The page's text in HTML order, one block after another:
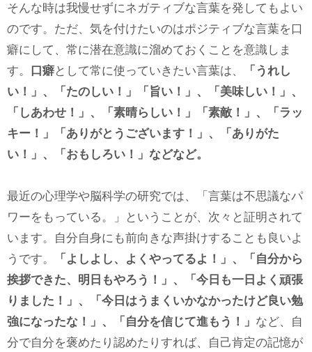
そんな時は我慢せずにネガティブな言葉を発してもよい
のです。ただ、気を付けたいのはポジティブな言葉を口
癖にして、常に潜在意識に溜めておくことを意識しま
す。
口癖として常に使っていきたい言葉は、
「うれし
い！」、「たのしい！」「旨い！」、「美味しい！」、
「しあわせ！」、「素晴らしい！」「素敵！」、「ラッ
キー！」「ありがとうございます！」、「ありがた
い！」、
「おもしろい！」などなど。
最近の心理学や脳科学の研究では、「言葉は不思議なパ
ワーをもっている。」ということが、次々と証明されて
います。自分自身にも前向きな声掛けすることも良いよ
うです。
「よしよし、よくやってるよ！」、「自分から
挨拶できた、明日もやろう！」、「今日も一日よく頑張
りました！」、「今日はうまくいかなかったけど良い勉
強になったな！」、「自分を信じて進もう！」 など、自
分で自分を褒めたり認めたりすれば、自己肯定の記憶が